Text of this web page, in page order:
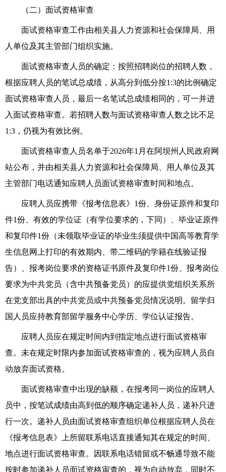
（二） 面试资格审查
面试资格审查工作由相关县人力资源和社会保障局、用
人单位及其主管部门组织实施。
面试资格审查 人员的确定：按照招聘岗位的招聘人数 ，
根据应聘人员的笔试总成绩，从高分到低分按1:3的比例确定
面试资格审查 人员，最后一名笔试总成绩相同的，可一并进
入面试资格审查。若招聘人数与面试资格审查 人数之比不足
1:3 ，仍视为有效比例。
面试资格审查人员名单于2026年1月在阿坝州人民政府网
站公布，并由相关县人力资源和社会保障局、用人单位及其
主管部门电话通知应聘人员面试资格审查时间和地点。
应聘人员应携带 《报考信息表》 1份
身份证原件和复印
件1份
有效的学位证（有学位要求的，下同）、毕业证原件
和复印件1份 （未领取毕业证的毕业生须提供中国高等教育学
生信息网上打印的有效期内、带二维码的学籍在线验证报
告）
报考岗位要求的资格证书原件及复印件1份
报考岗位
要求为中共党员 （含中共预备党员） 的应提供党组织关系所
在党支部出具的中共党员或中共预备党员情况说明 。 留学归
国人员应持教育部留学服务中心学历、学位认证报告。
应聘人员应在规定时间内到指定地点进行面试资格审
查。未在规定时限内参加面试资格审查的，视为应聘人员自
动放弃面试资格。
面试资格审查中出现的缺额，在报考同一岗位的应聘人
员中，按笔试成绩由高到低的顺序确定递补人员，递补只进
行一次。递补人员由面试资格审查组织单位根据应聘人员在
《报考信息表》上所留联系电话直接通知其在规定的时间、
地点进行面试资格审查。
因联系电话错留或不畅通导致不能
按时参加递补人员面试资格审查的，视为自动放弃，同时不